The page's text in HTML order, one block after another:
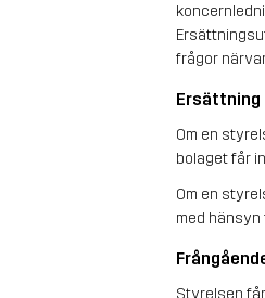
frågor
Om en
bolaget får
Om en
med
Styrelsen